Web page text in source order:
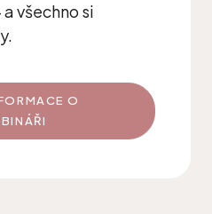
všechno si
O